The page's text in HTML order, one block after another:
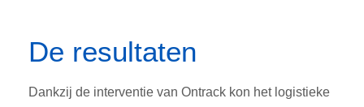
De resultaten
Dankzij de interventie van Ontrack kon het logistieke